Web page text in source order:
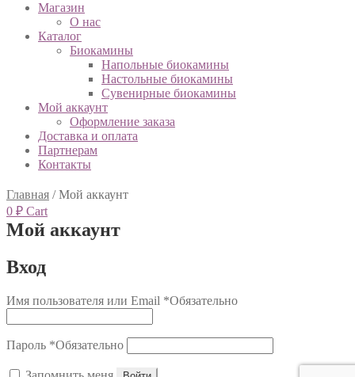
Магазин
О нас
Каталог
Биокамины
Напольные биокамины
Настольные биокамины
Сувенирные биокамины
Мой аккаунт
Оформление заказа
Доставка и оплата
Партнерам
Контакты
Главная /Мой аккаунт
0 ₽ Cart
Мой аккаунт
Вход
Имя пользователя или Email *Обязательно
Пароль *Обязательно